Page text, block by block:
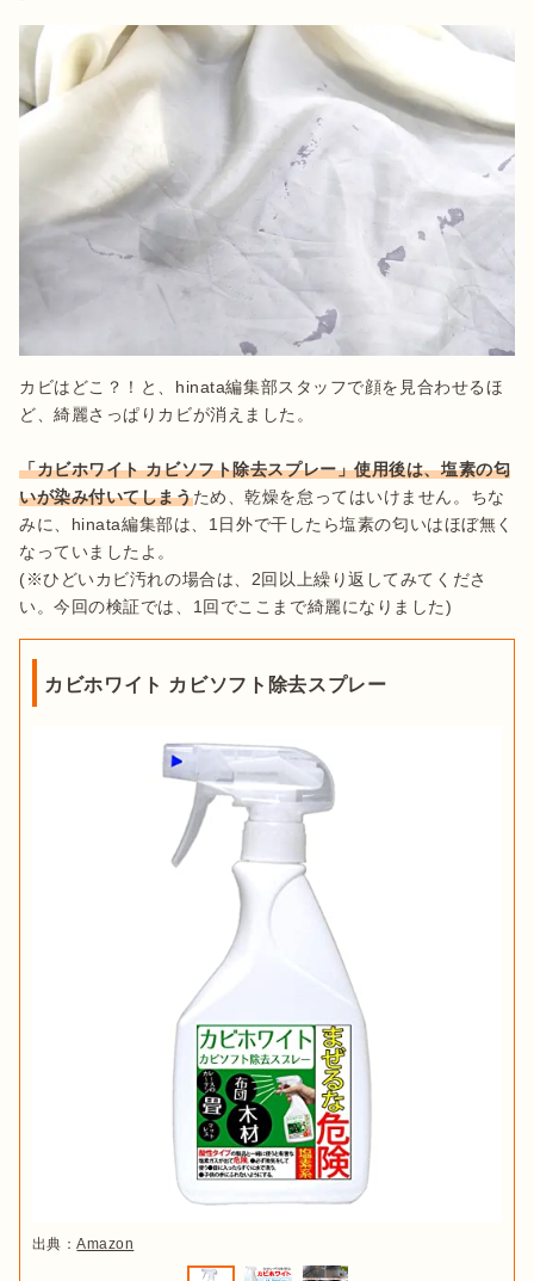
カビはどこ？！と、hinata編集部スタッフで顔を見合わせるほ
ど、綺麗さっぱりカビが消えました。
「カビホワイト カビソフト除去スプレー」使用後は、塩素の匂
いが染み付いてしまうため、乾燥を怠ってはいけません。ちな
みに、hinata編集部は、1日外で干したら塩素の匂いはほぼ無く
なっていましたよ。
(※ひどいカビ汚れの場合は、2回以上繰り返してみてくださ
い。今回の検証では、1回でここまで綺麗になりました)
カビホワイト カビソフト除去スプレー
出典：Amazon